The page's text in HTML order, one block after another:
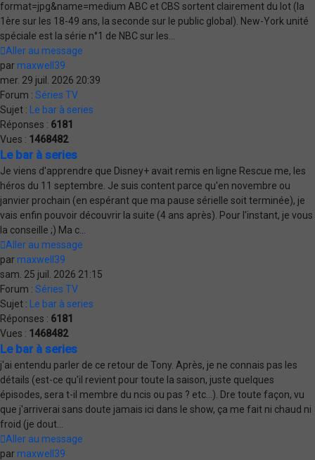
format=jpg&name=medium ABC et CBS sortent clairement du lot (la
1ère sur les 18-49 ans, la seconde sur le public global). New-York unité
spéciale est la série n°1 de NBC sur les...
Aller au message
par maxwell39
mer. 29 juil. 2026 20:39
Forum : Séries TV
Sujet :
Le bar à series
Réponses : 6181
Vues : 1468482
Le bar à series
Je viens d'apprendre que Disney+ avait remis en ligne Rescue me, les
héros du 11 septembre. Je suis content parce qu'en novembre ou
janvier prochain (en espérant que ma pause sérielle soit terminée), je
vais enfin pouvoir découvrir la suite (4 ans après). Pour l'instant, je vous
la conseille ;) Ma c...
Aller au message
par maxwell39
sam. 25 juil. 2026 21:15
Forum : Séries TV
Sujet :
Le bar à series
Réponses : 6181
Vues : 1468482
Le bar à series
j'ai entendu parler de ce retour de Tony. Après, je ne connais pas les
détails (est-ce qu'il revient pour toute la saison, juste quelques
épisodes, sera t-il membre du ncis ou pas ? etc...). Dre toute façon, vu
que j'arriverai sans doute jamais ici dans le show, ça me fait ni chaud ni
froid (je dout...
Aller au message
par maxwell39